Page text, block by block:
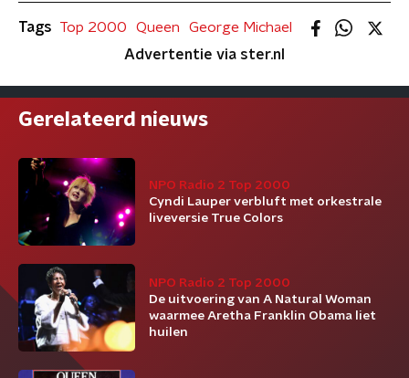
Tags Top 2000 Queen
George Michael
Advertentie via ster.nl
Gerelateerd nieuws
NPO Radio 2 Top 2000
Cyndi Lauper verbluft met orkestrale
liveversie True Colors
NPO Radio 2 Top 2000
De uitvoering van A Natural Woman
waarmee Aretha Franklin Obama liet
huilen